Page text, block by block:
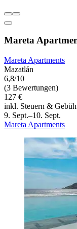
Mareta
Mareta Apartments
Mazatlán
6,8/10
(3 Bewertungen)
127 €
inkl. Steuern &
9. Sept.–10. Sept.
Mareta Apartments